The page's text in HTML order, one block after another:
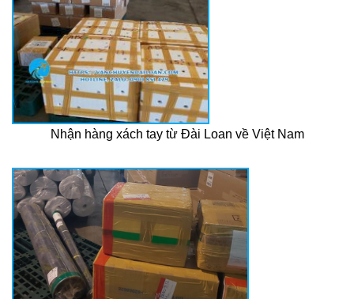
Nhận hàng xách tay từ Đài Loan về Việt Nam